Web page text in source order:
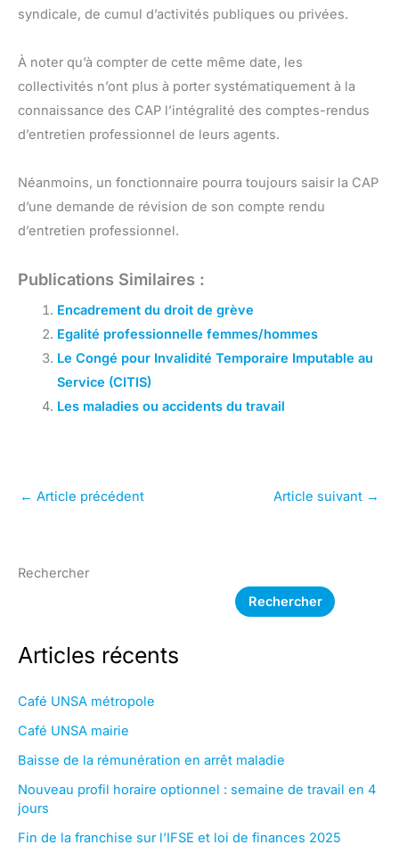
syndicale, de cumul d’activités publiques ou privées.
À noter qu’à compter de cette même date, les
collectivités n’ont plus à porter systématiquement à la
connaissance des CAP l’intégralité des comptes-rendus
d’entretien professionnel de leurs agents.
Néanmoins, un fonctionnaire pourra toujours saisir la CAP
d’une demande de révision de son compte rendu
d’entretien professionnel.
Publications Similaires :
Encadrement du droit de grève
Egalité professionnelle femmes/hommes
Le Congé pour Invalidité Temporaire Imputable au
Service (CITIS)
Les maladies ou accidents du travail
← Article précédent Article suivant →
Rechercher
Rechercher
Articles récents
Café UNSA métropole
Café UNSA mairie
Baisse de la rémunération en arrêt maladie
Nouveau profil horaire optionnel : semaine de travail en 4
jours
Fin de la franchise sur l’IFSE et loi de finances 2025